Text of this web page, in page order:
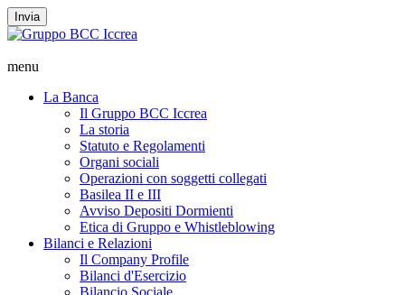
Invia
menu
La Banca
Il Gruppo BCC Iccrea
La storia
Statuto e Regolamenti
Organi sociali
Operazioni con soggetti collegati
Basilea II e III
Avviso Depositi Dormienti
Etica di Gruppo e Whistleblowing
Bilanci e Relazioni
Il Company Profile
Bilanci d'Esercizio
Bilancio Sociale